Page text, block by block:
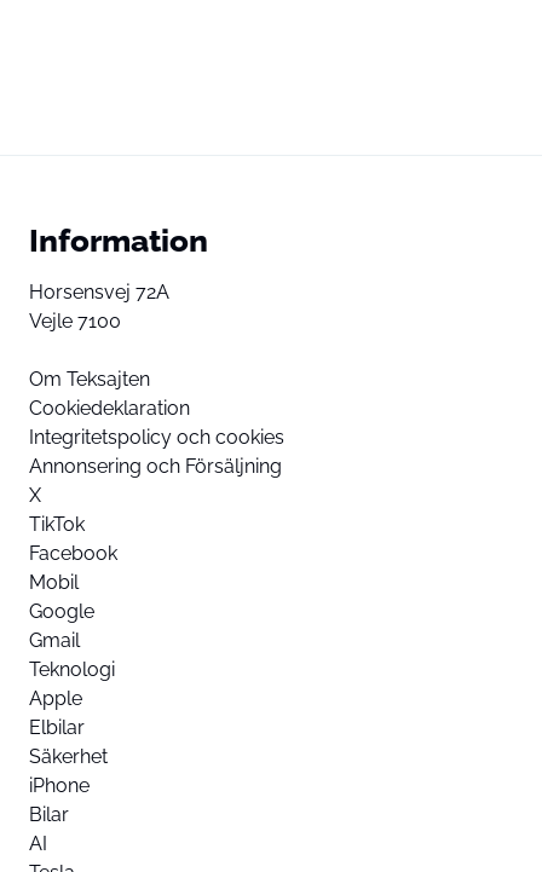
Information
Horsensvej 72A
Vejle 7100
Om Teksajten
Cookiedeklaration
Integritetspolicy och cookies
Annonsering och Försäljning
X
TikTok
Facebook
Mobil
Google
Gmail
Teknologi
Apple
Elbilar
Säkerhet
iPhone
Bilar
AI